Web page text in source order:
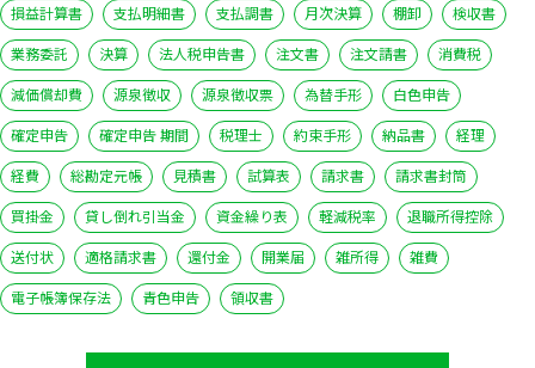
損益計算書
支払明細書 支払調書 月次決算 棚卸
検収書
業務委託
決算 法人税申告書 注文書 注文請書
消費税
減価償却費
源泉徴収 源泉徴収票 為替手形
白色申告
確定申告
確定申告 期間 税理士 約束手形 納品書
経理
経費
総勘定元帳 見積書 試算表 請求書
請求書封筒
買掛金
貸し倒れ引当金 資金繰り表 軽減税率
退職所得控除
送付状
適格請求書 還付金 開業届 雑所得
雑費
電子帳簿保存法
青色申告 領収書